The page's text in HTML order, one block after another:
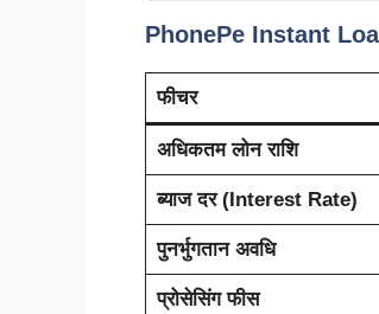
PhonePe Instant
फीचर
अधिकतम लोन राशि
ब्याज दर (Interest Rate)
पुनर्भुगतान अवधि
प्रोसेसिंग फीस